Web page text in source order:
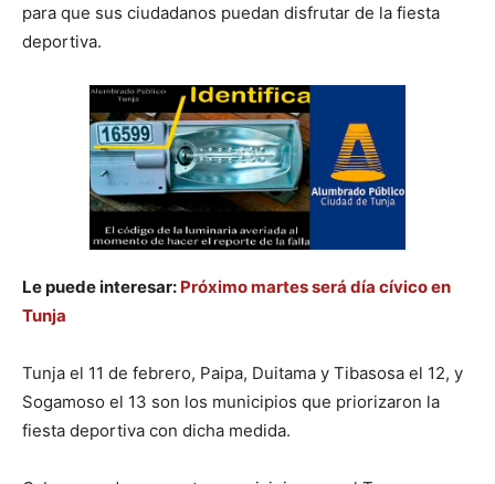
para que sus ciudadanos puedan disfrutar de la fiesta
deportiva.
Le puede interesar: Próximo martes será día cívico en
Tunja
Tunja el 11 de febrero, Paipa, Duitama y Tibasosa el 12, y
Sogamoso el 13 son los municipios que priorizaron la
fiesta deportiva con dicha medida.